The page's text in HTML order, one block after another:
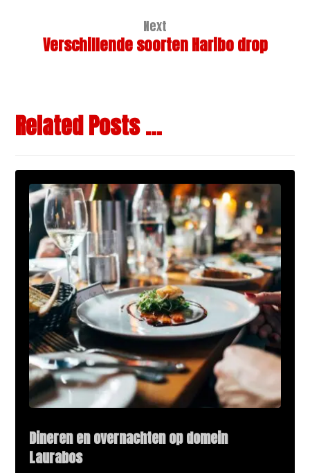
Next
Verschillende soorten Haribo drop
Related Posts ...
Dineren en overnachten op domein
Laurabos